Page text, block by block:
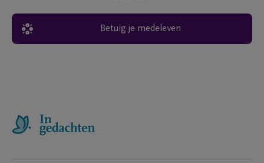
Betuig je medeleven